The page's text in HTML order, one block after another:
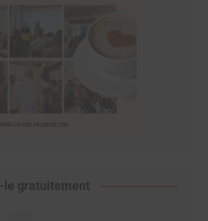
le gratuitement